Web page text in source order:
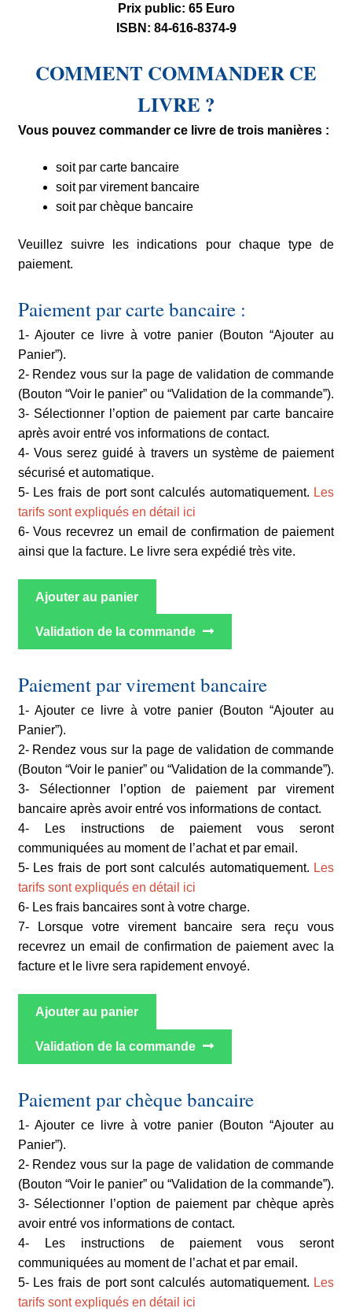
Prix public: 65 Euro
ISBN: 84-616-8374-9
COMMENT COMMANDER CE
LIVRE ?
Vous pouvez commander ce livre de trois manières :
soit par carte bancaire
soit par virement bancaire
soit par chèque bancaire
Veuillez suivre les indications pour chaque type de
paiement.
Paiement par carte bancaire :
1- Ajouter ce livre à votre panier (Bouton “Ajouter au
Panier”).
2- Rendez vous sur la page de validation de commande
(Bouton “Voir le panier” ou “Validation de la commande”).
3- Sélectionner l’option de paiement par carte bancaire
après avoir entré vos informations de contact.
4- Vous serez guidé à travers un système de paiement
sécurisé et automatique.
5- Les frais de port sont calculés automatiquement. Les
tarifs sont expliqués en détail ici
6- Vous recevrez un email de confirmation de paiement
ainsi que la facture. Le livre sera expédié très vite.
Ajouter au panier
Validation de la commande
Paiement par virement bancaire
1- Ajouter ce livre à votre panier (Bouton “Ajouter au
Panier”).
2- Rendez vous sur la page de validation de commande
(Bouton “Voir le panier” ou “Validation de la commande”).
3- Sélectionner l’option de paiement par virement
bancaire après avoir entré vos informations de contact.
4- Les instructions de paiement vous seront
communiquées au moment de l’achat et par email.
5- Les frais de port sont calculés automatiquement. Les
tarifs sont expliqués en détail ici
6- Les frais bancaires sont à votre charge.
7- Lorsque votre virement bancaire sera reçu vous
recevrez un email de confirmation de paiement avec la
facture et le livre sera rapidement envoyé.
Ajouter au panier
Validation de la commande
Paiement par chèque bancaire
1- Ajouter ce livre à votre panier (Bouton “Ajouter au
Panier”).
2- Rendez vous sur la page de validation de commande
(Bouton “Voir le panier” ou “Validation de la commande”).
3- Sélectionner l’option de paiement par chèque après
avoir entré vos informations de contact.
4- Les instructions de paiement vous seront
communiquées au moment de l’achat et par email.
5- Les frais de port sont calculés automatiquement. Les
tarifs sont expliqués en détail ici